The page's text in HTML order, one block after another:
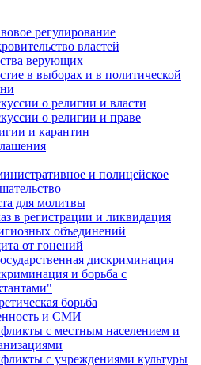
регулирование
властей
верующих
в выборах и в политической
о религии и власти
о религии и праве
и карантин
и полицейское
для молитвы
в регистрации и ликвидация
объединений
от гонений
дискриминация
и борьба с
борьба
и СМИ
с местным населением и
с учреждениями культуры